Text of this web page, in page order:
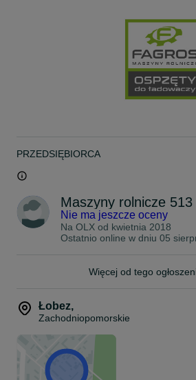
Zapotrzebowanie mocy: 21 km
- solidna konstrukcja
- łatwe agregowanie z ciągnikiem
- małe zapotrzebowanie mocy 25-40KM
- niskie koszty eksploatacji
Zastosowanie:
- spulchnianie gleby przy zwalczaniu
- obróbka ściernisk
- przygotowanie gruntu pod siew
PŁUG OBROTOWY
PŁUG ZAGONOWY
PŁUG JEDNOBELKOWY
AGREGAT PODORYWKOWY / ZAB.
AGREGAT PODORYWKOWY / ZAB.
PRZEDSIĘBIORCA
Maszyny rolnicze
Nie ma jeszcze oceny
Na OLX od kwietnia 2018
Ostatnio online w dniu 05
Więcej od tego
Łobez,
Zachodniopomorskie